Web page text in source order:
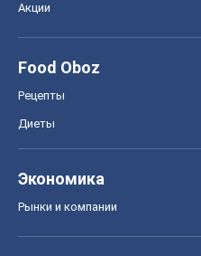
Акции
Food Oboz
Рецепты
Диеты
Экономика
Рынки и компании